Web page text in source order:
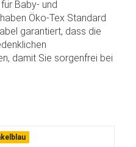
Baby- und
Öko-Tex Standard
garantiert, dass die
damit Sie sorgenfrei bei